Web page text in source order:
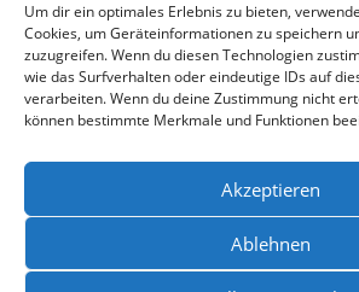
Um dir ein optimales Erlebnis zu bieten,
Cookies, um Geräteinformationen zu speichern
zuzugreifen. Wenn du diesen Technologien
wie das Surfverhalten oder eindeutige IDs auf
verarbeiten. Wenn du deine Zustimmung nicht
können bestimmte Merkmale und Funktionen
Akzeptieren
Ablehnen
Feuerwehr
Schuetzen
Sportverein